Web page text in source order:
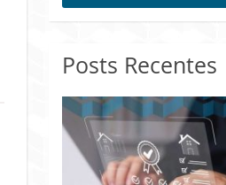
Posts Recentes